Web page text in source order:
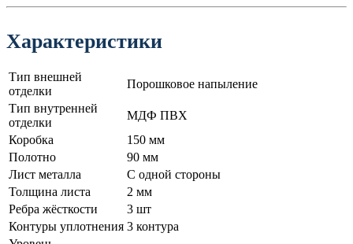
Характеристики
Тип внешней
отделки
Порошковое напыление
Тип внутренней
отделки
МДФ ПВХ
Коробка
150 мм
Полотно
90 мм
Лист металла
С одной стороны
Толщина листа
2 мм
Ребра жёсткости
3 шт
Контуры уплотнения 3 контура